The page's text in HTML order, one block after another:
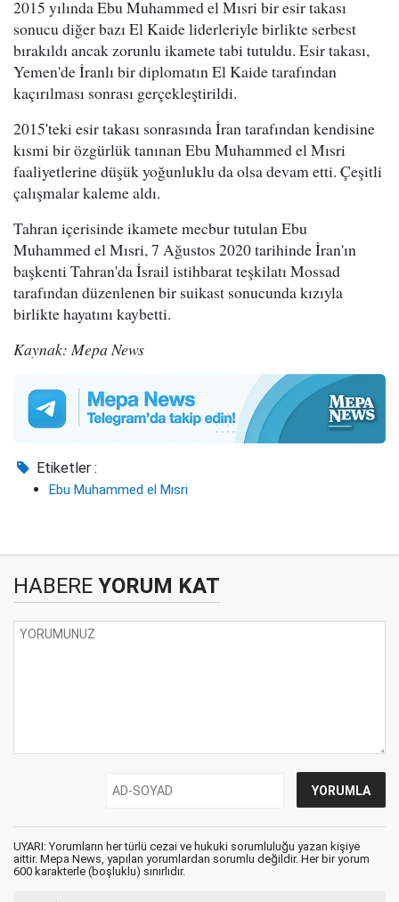
2015 yılında Ebu Muhammed el Mısri bir esir takası
sonucu diğer bazı El Kaide liderleriyle birlikte serbest
bırakıldı ancak zorunlu ikamete tabi tutuldu. Esir takası,
Yemen'de İranlı bir diplomatın El Kaide tarafından
kaçırılması sonrası gerçekleştirildi.
2015'teki esir takası sonrasında İran tarafından kendisine
kısmi bir özgürlük tanınan Ebu Muhammed el Mısri
faaliyetlerine düşük yoğunluklu da olsa devam etti. Çeşitli
çalışmalar kaleme aldı.
Tahran içerisinde ikamete mecbur tutulan Ebu
Muhammed el Mısri, 7 Ağustos 2020 tarihinde İran'ın
başkenti Tahran'da İsrail istihbarat teşkilatı Mossad
tarafından düzenlenen bir suikast sonucunda kızıyla
birlikte hayatını kaybetti.
Kaynak: Mepa News
Etiketler :
Ebu Muhammed el Mısri
HABERE YORUM KAT
UYARI: Yorumların her türlü cezai ve hukuki sorumluluğu yazan kişiye
aittir. Mepa News, yapılan yorumlardan sorumlu değildir. Her bir yorum
600 karakterle (boşluklu) sınırlıdır.